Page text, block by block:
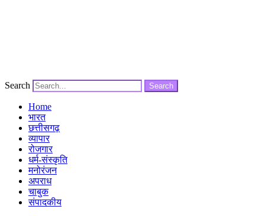
Search Search
Home
भारत
छत्तीसगढ़
व्यापार
रोजगार
धर्म-संस्कृति
मनोरंजन
अपराध
चाबुक
संपादकीय